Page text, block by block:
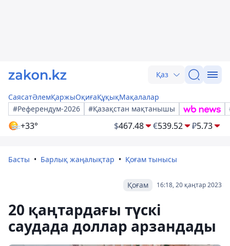
Қаз
СаясатӘлемҚаржыОқиғаҚұқықМақалалар
#Референдум-2026
#Қазақстан мақтанышы
+33° $467.48 €539.52 ₽5.73
Басты Барлық жаңалықтар Қоғам тынысы
16:18, 20 қаңтар 2023
Қоғам
20 қаңтардағы түскі
саудада доллар арзандады